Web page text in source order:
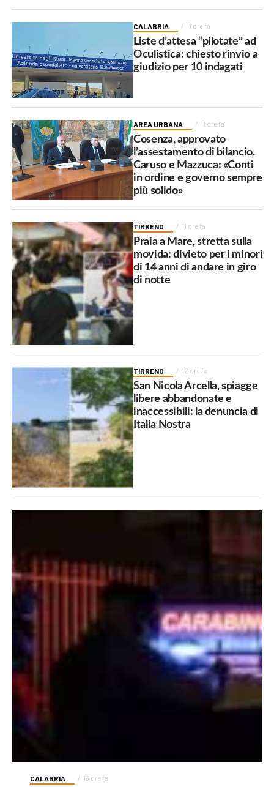
CALABRIA 11 ore fa
Liste d’attesa “pilotate” ad
Oculistica: chiesto rinvio a
giudizio per 10 indagati
AREA URBANA 11 ore fa
Cosenza, approvato
l’assestamento di bilancio.
Caruso e Mazzuca: «Conti
in ordine e governo sempre
più solido»
TIRRENO 11 ore fa
Praia a Mare, stretta sulla
movida: divieto per i minori
di 14 anni di andare in giro
di notte
TIRRENO 12 ore fa
San Nicola Arcella, spiagge
libere abbandonate e
inaccessibili: la denuncia di
Italia Nostra
CALABRIA 13 ore fa